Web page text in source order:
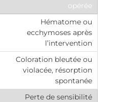
opérée
Hématome ou
ecchymoses après
l’intervention
Coloration bleutée ou
violacée, résorption
spontanée
Perte de sensibilité